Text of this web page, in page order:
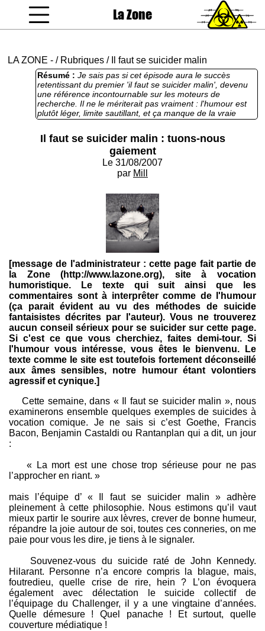
La Zone
LA ZONE - / Rubriques / Il faut se suicider malin
Résumé : Je sais pas si cet épisode aura le succès
retentissant du premier 'il faut se suicider malin', devenu
une référence incontournable sur les moteurs de
recherche. Il ne le mériterait pas vraiment : l'humour est
plutôt léger, limite sautillant, et ça manque de la vraie
grosse disjonte cynique chère aux zonards. Reste que
Il faut se suicider malin : tuons-nous
gaiement
Le 31/08/2007
par Mill
[message de l'administrateur : cette page fait partie de
la Zone (http://www.lazone.org), site à vocation
humoristique. Le texte qui suit ainsi que les
commentaires sont à interprêter comme de l'humour
(ça parait évident au vu des méthodes de suicide
fantaisistes décrites par l'auteur). Vous ne trouverez
aucun conseil sérieux pour se suicider sur cette page.
Si c'est ce que vous cherchiez, faites demi-tour. Si
l'humour vous intéresse, vous êtes le bienvenu. Le
texte comme le site est toutefois fortement déconseillé
aux âmes sensibles, notre humour étant volontiers
agressif et cynique.]
Cette semaine, dans « Il faut se suicider malin », nous
examinerons ensemble quelques exemples de suicides à
vocation comique. Je ne sais si c’est Goethe, Francis
Bacon, Benjamin Castaldi ou Rantanplan qui a dit, un jour
:
« La mort est une chose trop sérieuse pour ne pas
l’approcher en riant. »
mais l’équipe d’ « Il faut se suicider malin » adhère
pleinement à cette philosophie. Nous estimons qu’il vaut
mieux partir le sourire aux lèvres, crever de bonne humeur,
répandre la joie autour de soi, toutes ces conneries, on me
paie pour vous les dire, je tiens à le signaler.
Souvenez-vous du suicide raté de John Kennedy.
Hilarant. Personne n’a encore compris la blague, mais,
foutredieu, quelle crise de rire, hein ? L’on évoquera
également avec délectation le suicide collectif de
l’équipage du Challenger, il y a une vingtaine d’années.
Quelle démesure ! Quel panache ! Et surtout, quelle
couverture médiatique !